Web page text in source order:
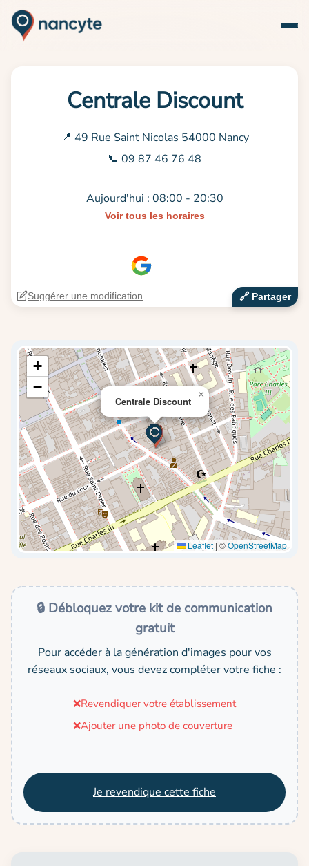
Centrale Discount
📍 49 Rue Saint Nicolas 54000 Nancy
📞 09 87 46 76 48
Aujourd'hui : 08:00 - 20:30
Voir tous les horaires
🔗‍️ Partager
Suggérer une modification
Centrale Discount
×
+
−
Leaflet | ©OpenStreetMap
🔒 Débloquez votre kit de communication
gratuit
Pour accéder à la génération d'images pour vos
réseaux sociaux, vous devez compléter votre fiche :
❌Revendiquer votre établissement
❌Ajouter une photo de couverture
Je revendique cette fiche